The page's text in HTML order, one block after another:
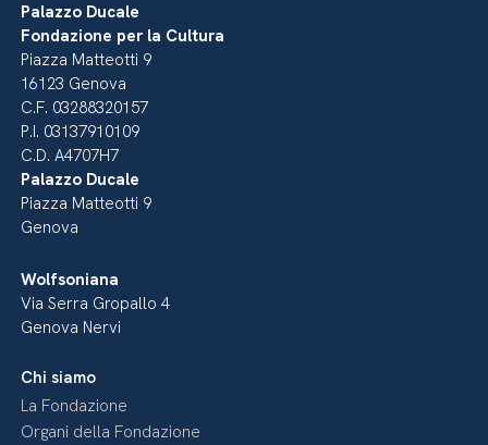
Palazzo Ducale
Fondazione per la Cultura
Piazza Matteotti 9
16123 Genova
C.F. 03288320157
P.I. 03137910109
C.D. A4707H7
Palazzo Ducale
Piazza Matteotti 9
Genova
Wolfsoniana
Via Serra Gropallo 4
Genova Nervi
Chi siamo
La Fondazione
Organi della Fondazione